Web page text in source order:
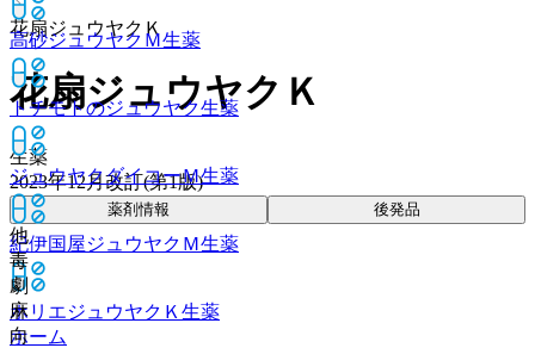
高砂ジュウヤクＭ生薬
トチモトのジュウヤク生薬
ジュウヤクダイコーＭ生薬
紀伊国屋ジュウヤクＭ生薬
ホリエジュウヤクＫ 生薬
ホーム
花扇ジュウヤクＫ
花扇ジュウヤクＫ
生薬
2023年12月改訂(第1版)
薬剤情報 後発品
他
毒
劇
麻
向